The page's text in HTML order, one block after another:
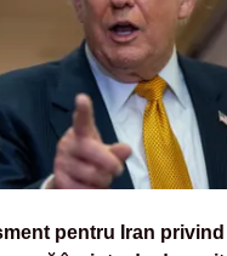
pentru Iran